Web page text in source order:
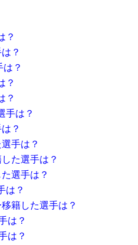
？
？
？
？
？
手は？
？
手は？
た選手は？
選手は？
は？
籍した選手は？
は？
は？